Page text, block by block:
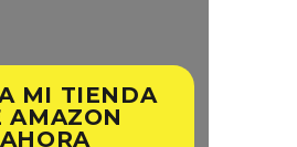
MI TIENDA
AMAZON
AHORA